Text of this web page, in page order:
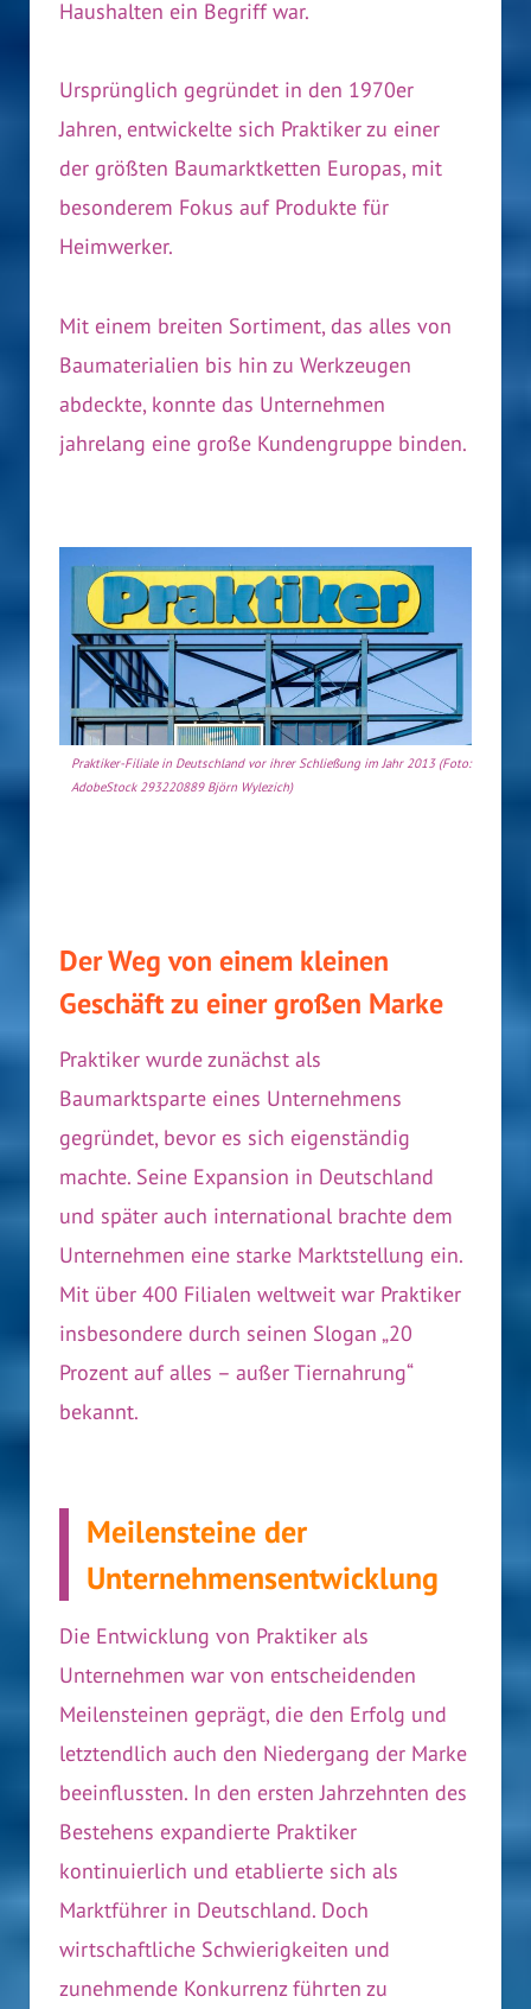
Haushalten ein Begriff war.
Ursprünglich gegründet in den 1970er
Jahren, entwickelte sich Praktiker zu einer
der größten Baumarktketten Europas, mit
besonderem Fokus auf Produkte für
Heimwerker.
Mit einem breiten Sortiment, das alles von
Baumaterialien bis hin zu Werkzeugen
abdeckte, konnte das Unternehmen
jahrelang eine große Kundengruppe binden.
Praktiker-Filiale in Deutschland vor ihrer Schließung im Jahr 2013 (Foto:
AdobeStock 293220889 Björn Wylezich)
Der Weg von einem kleinen
Geschäft zu einer großen Marke
Praktiker wurde zunächst als
Baumarktsparte eines Unternehmens
gegründet, bevor es sich eigenständig
machte. Seine Expansion in Deutschland
und später auch international brachte dem
Unternehmen eine starke Marktstellung ein.
Mit über 400 Filialen weltweit war Praktiker
insbesondere durch seinen Slogan „20
Prozent auf alles – außer Tiernahrung“
bekannt.
Meilensteine der
Unternehmensentwicklung
Die Entwicklung von Praktiker als
Unternehmen war von entscheidenden
Meilensteinen geprägt, die den Erfolg und
letztendlich auch den Niedergang der Marke
beeinflussten. In den ersten Jahrzehnten des
Bestehens expandierte Praktiker
kontinuierlich und etablierte sich als
Marktführer in Deutschland. Doch
wirtschaftliche Schwierigkeiten und
zunehmende Konkurrenz führten zu